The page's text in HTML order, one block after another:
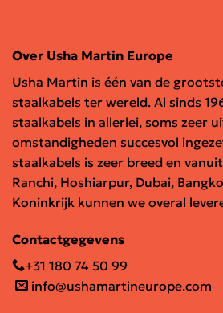
Over Usha Martin Europe
Usha Martin is één van de
staalkabels ter wereld. Al sinds
staalkabels in allerlei, soms zeer
omstandigheden succesvol
staalkabels is zeer breed en
Ranchi, Hoshiarpur, Dubai,
Koninkrijk kunnen we overal
Contactgegevens
+31 180 74 50 99
info@ushamartineurope.com